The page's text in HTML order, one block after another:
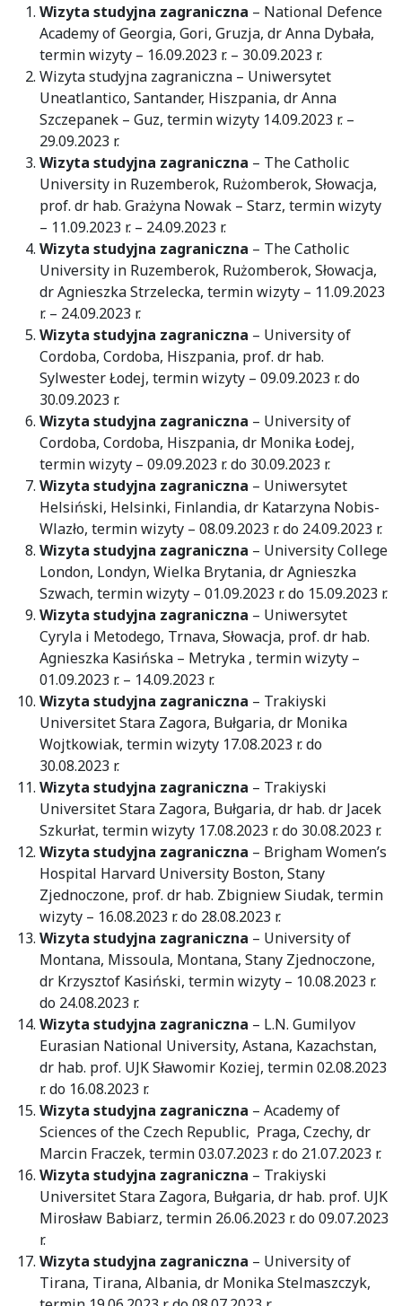
Wizyta studyjna zagraniczna – National Defence
Academy of Georgia, Gori, Gruzja, dr Anna Dybała,
termin wizyty – 16.09.2023 r. – 30.09.2023 r.
Wizyta studyjna zagraniczna – Uniwersytet
Uneatlantico, Santander, Hiszpania, dr Anna
Szczepanek – Guz, termin wizyty 14.09.2023 r. –
29.09.2023 r.
Wizyta studyjna zagraniczna – The Catholic
University in Ruzemberok, Rużomberok, Słowacja,
prof. dr hab. Grażyna Nowak – Starz, termin wizyty
– 11.09.2023 r. – 24.09.2023 r.
Wizyta studyjna zagraniczna – The Catholic
University in Ruzemberok, Rużomberok, Słowacja,
dr Agnieszka Strzelecka, termin wizyty – 11.09.2023
r. – 24.09.2023 r.
Wizyta studyjna zagraniczna – University of
Cordoba, Cordoba, Hiszpania, prof. dr hab.
Sylwester Łodej, termin wizyty – 09.09.2023 r. do
30.09.2023 r.
Wizyta studyjna zagraniczna – University of
Cordoba, Cordoba, Hiszpania, dr Monika Łodej,
termin wizyty – 09.09.2023 r. do 30.09.2023 r.
Wizyta studyjna zagraniczna – Uniwersytet
Helsiński, Helsinki, Finlandia, dr Katarzyna Nobis-
Wlazło, termin wizyty – 08.09.2023 r. do 24.09.2023 r.
Wizyta studyjna zagraniczna – University College
London, Londyn, Wielka Brytania, dr Agnieszka
Szwach, termin wizyty – 01.09.2023 r. do 15.09.2023 r.
Wizyta studyjna zagraniczna – Uniwersytet
Cyryla i Metodego, Trnava, Słowacja, prof. dr hab.
Agnieszka Kasińska – Metryka , termin wizyty –
01.09.2023 r. – 14.09.2023 r.
Wizyta studyjna zagraniczna – Trakiyski
Universitet Stara Zagora, Bułgaria, dr Monika
Wojtkowiak, termin wizyty 17.08.2023 r. do
30.08.2023 r.
Wizyta studyjna zagraniczna – Trakiyski
Universitet Stara Zagora, Bułgaria, dr hab. dr Jacek
Szkurłat, termin wizyty 17.08.2023 r. do 30.08.2023 r.
Wizyta studyjna zagraniczna – Brigham Women’s
Hospital Harvard University Boston, Stany
Zjednoczone, prof. dr hab. Zbigniew Siudak, termin
wizyty – 16.08.2023 r. do 28.08.2023 r.
Wizyta studyjna zagraniczna – University of
Montana, Missoula, Montana, Stany Zjednoczone,
dr Krzysztof Kasiński, termin wizyty – 10.08.2023 r.
do 24.08.2023 r.
Wizyta studyjna zagraniczna – L.N. Gumilyov
Eurasian National University, Astana, Kazachstan,
dr hab. prof. UJK Sławomir Koziej, termin 02.08.2023
r. do 16.08.2023 r.
Wizyta studyjna zagraniczna – Academy of
Sciences of the Czech Republic, Praga, Czechy, dr
Marcin Fraczek, termin 03.07.2023 r. do 21.07.2023 r.
Wizyta studyjna zagraniczna – Trakiyski
Universitet Stara Zagora, Bułgaria, dr hab. prof. UJK
Mirosław Babiarz, termin 26.06.2023 r. do 09.07.2023
r.
Wizyta studyjna zagraniczna – University of
Tirana, Tirana, Albania, dr Monika Stelmaszczyk,